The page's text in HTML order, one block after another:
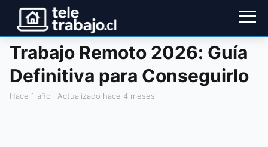
Trabajo Remoto 2026: Guía
Definitiva para Conseguirlo
hace 1 año · Actualizado hace 4 meses